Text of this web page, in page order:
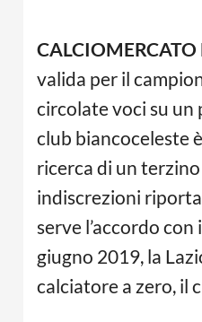
valida per il
circolate voci su un
club biancoceleste
ricerca di un
indiscrezioni
serve l’accordo con
giugno 2019, la
calciatore a zero, il